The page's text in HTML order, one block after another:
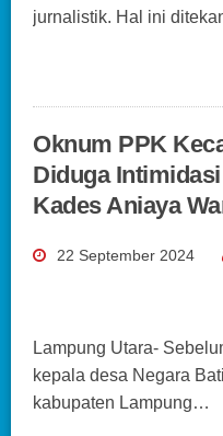
jurnalistik. Hal ini
Oknum PPK
Diduga
Kades Aniaya
22 September 2024
Lampung Utara-
kepala desa Negara
kabupaten Lampung…